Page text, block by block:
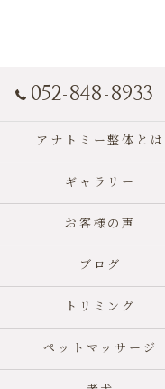
052-848-8933
アナトミー整体とは
ギャラリー
お客様の声
ブログ
トリミング
ペットマッサージ